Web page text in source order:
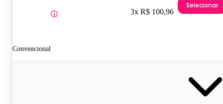
Convencional
3x R$ 100,96
Selecionar